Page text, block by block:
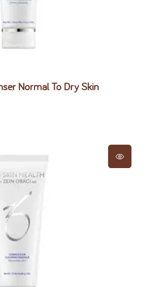
Normal To Dry Skin